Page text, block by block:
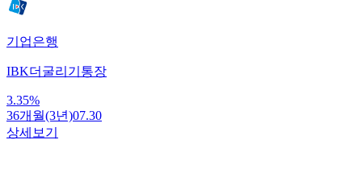
기업은행
IBK더굴리기통장
3.35%
36개월(3년)07.30
상세보기